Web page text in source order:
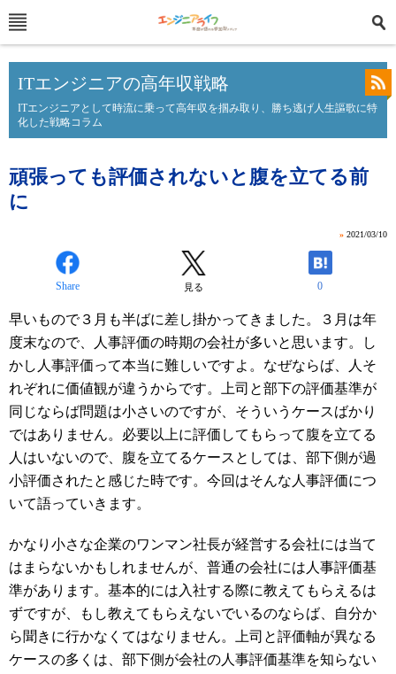
ITエンジニアの高年収戦略
ITエンジニアとして時流に乗って高年収を掴み取り、勝ち逃げ人生謳歌に特
化した戦略コラム
頑張っても評価されないと腹を立てる前
に
» 2021/03/10
Share 見る 0
早いもので３月も半ばに差し掛かってきました。３月は年
度末なので、人事評価の時期の会社が多いと思います。し
かし人事評価って本当に難しいですよ。なぜならば、人そ
れぞれに価値観が違うからです。上司と部下の評価基準が
同じならば問題は小さいのですが、そういうケースばかり
ではありません。必要以上に評価してもらって腹を立てる
人はいないので、腹を立てるケースとしては、部下側が過
小評価されたと感じた時です。今回はそんな人事評価につ
いて語っていきます。
かなり小さな企業のワンマン社長が経営する会社には当て
はまらないかもしれませんが、普通の会社には人事評価基
準があります。基本的には入社する際に教えてもらえるは
ずですが、もし教えてもらえないでいるのならば、自分か
ら聞きに行かなくてはなりません。上司と評価軸が異なる
ケースの多くは、部下側が会社の人事評価基準を知らない